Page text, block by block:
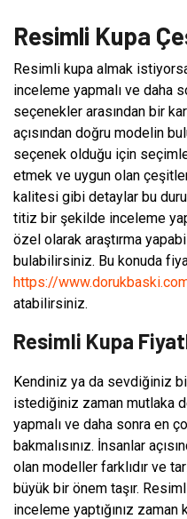
Resimli Kupa
Resimli kupa almak
inceleme yapmalı ve daha
seçenekler arasından bir
açısından doğru modelin
seçenek olduğu için
etmek ve uygun olan
kalitesi gibi detaylar bu
titiz bir şekilde inceleme
özel olarak araştırma
bulabilirsiniz. Bu konuda
https://
atabilirsiniz.
Resimli Kupa
Kendiniz ya da sevdiğiniz
istediğiniz zaman mutlaka
yapmalı ve daha sonra en
bakmalısınız. İnsanlar
olan modeller farklıdır ve
büyük bir önem taşır.
inceleme yaptığınız zaman